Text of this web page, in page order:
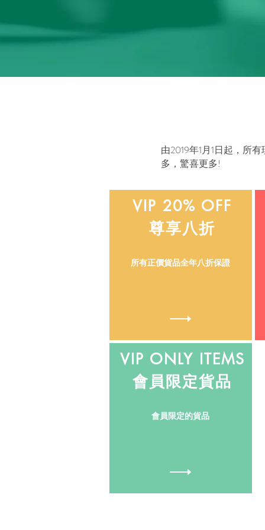
由2019年1月1日起，所
多，驚喜更多!
VIP 20% OFF
尊享八折
所有正價貨品全年八折保證​
VIP ONLY ITEMS
會員限定貨品
會員限定的貨品